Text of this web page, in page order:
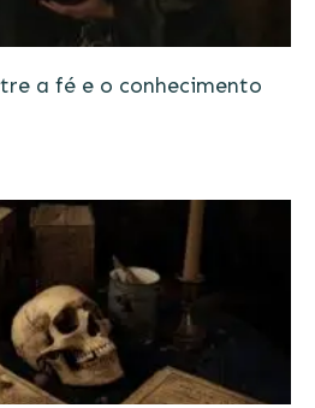
a fé e o conhecimento